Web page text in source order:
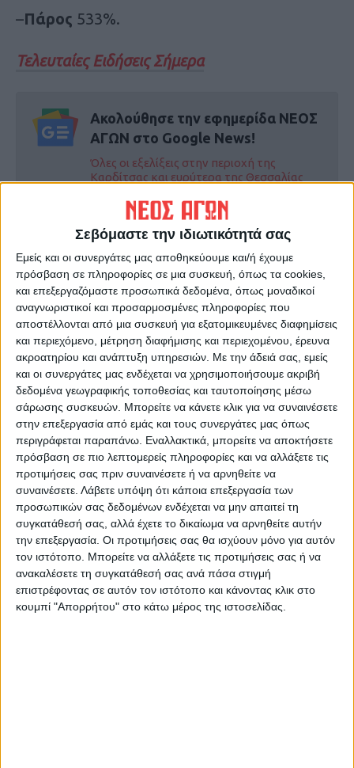
Σεβόμαστε την ιδιωτικότητά σας
Εμείς και οι συνεργάτες μας αποθηκεύουμε και/ή έχουμε
πρόσβαση σε πληροφορίες σε μια συσκευή, όπως τα cookies,
και επεξεργαζόμαστε προσωπικά δεδομένα, όπως μοναδικοί
αναγνωριστικοί και προσαρμοσμένες πληροφορίες που
αποστέλλονται από μια συσκευή για εξατομικευμένες διαφημίσεις
και περιεχόμενο, μέτρηση διαφήμισης και περιεχομένου, έρευνα
ακροατηρίου και ανάπτυξη υπηρεσιών. Με την άδειά σας, εμείς
και οι συνεργάτες μας ενδέχεται να χρησιμοποιήσουμε ακριβή
δεδομένα γεωγραφικής τοποθεσίας και ταυτοποίησης μέσω
σάρωσης συσκευών. Μπορείτε να κάνετε κλικ για να συναινέσετε
στην επεξεργασία από εμάς και τους συνεργάτες μας όπως
περιγράφεται παραπάνω. Εναλλακτικά, μπορείτε να αποκτήσετε
πρόσβαση σε πιο λεπτομερείς πληροφορίες και να αλλάξετε τις
προτιμήσεις σας πριν συναινέσετε ή να αρνηθείτε να
συναινέσετε. Λάβετε υπόψη ότι κάποια επεξεργασία των
προσωπικών σας δεδομένων ενδέχεται να μην απαιτεί τη
συγκατάθεσή σας, αλλά έχετε το δικαίωμα να αρνηθείτε αυτήν
την επεξεργασία. Οι προτιμήσεις σας θα ισχύουν μόνο για αυτόν
τον ιστότοπο. Μπορείτε να αλλάξετε τις προτιμήσεις σας ή να
ανακαλέσετε τη συγκατάθεσή σας ανά πάσα στιγμή
επιστρέφοντας σε αυτόν τον ιστότοπο και κάνοντας κλικ στο
κουμπί "Απορρήτου" στο κάτω μέρος της ιστοσελίδας.
–Πάρος 533%.
Τελευταίες Ειδήσεις Σήμερα
Ακολούθησε την εφημερίδα ΝΕΟΣ
ΑΓΩΝ στο Google News!
Όλες οι εξελίξεις στην περιοχή της
Καρδίτσας και ευρύτερα της Θεσσαλίας
ΠΡΟΗΓΟΥΜΕΝΟ ΑΡΘΡΟ
Τέλος εποχής για τον
σπουδαίο Γιάννη Μπουρούση
ΕΠΟΜΕΝΟ ΑΡΘΡΟ
Καρδιτσιώτισσα μάνα
κλαίγοντας παρακαλούσε το
19χρονο γιο της να
Δημοσιογραφική Ομάδα ΝΕΟΣ ΑΓΩΝ
https://neosagon.gr
Η Αρχαιότερη Καθημερινή Πρωινή Εφημερίδα της Καρδίτσας
ΠΑΡΟΜΟΙΑ ΑΡΘΡΑ